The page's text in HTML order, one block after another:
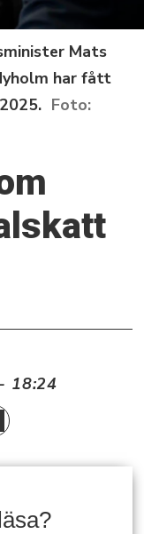
Mats
har fått
18:24